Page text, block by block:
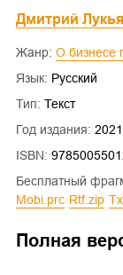
Дмитрий
Жанр: О
Язык: Русский
Тип: Текст
Год издания: 2021
ISBN:
Бесплатный
mobi.prc
rtf.zip
Полная